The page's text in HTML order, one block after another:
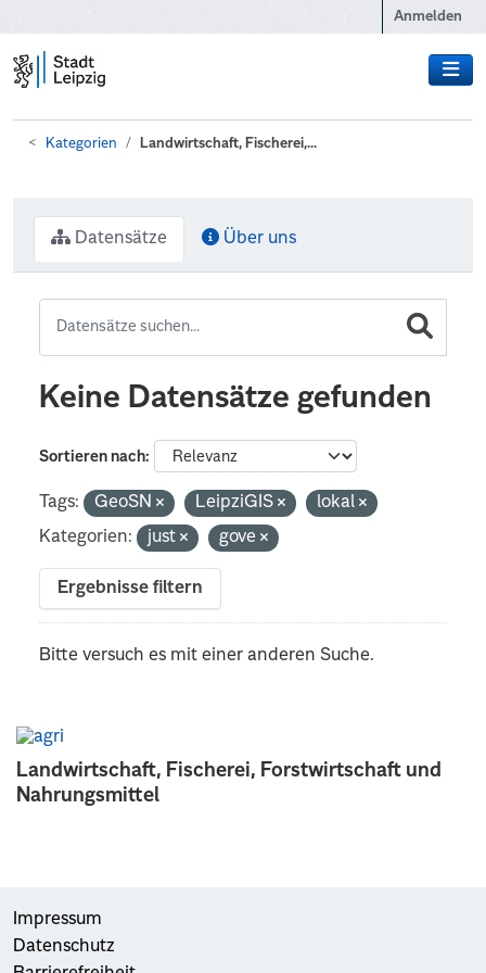
Anmelden
Kategorien Landwirtschaft, Fischerei,...
Landwirtschaft, Fischerei, Forstwirtschaft und
Nahrungsmittel
Datensätze Über uns
Keine Datensätze gefunden
Sortieren nach
Tags: GeoSN LeipziGIS
lokal
Kategorien:
just gove
Ergebnisse filtern
Bitte versuch es mit einer anderen Suche.
Impressum
Datenschutz